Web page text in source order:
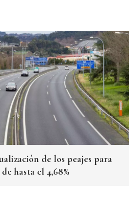
de los peajes para
hasta el 4,68%